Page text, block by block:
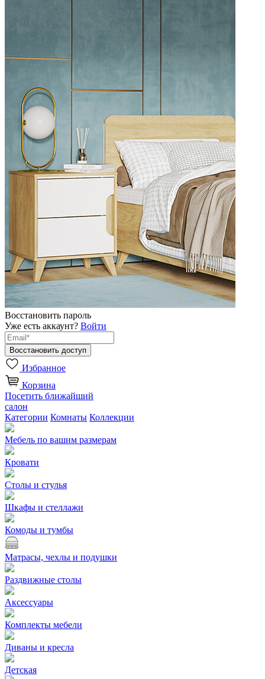
Восстановить пароль
Уже есть аккаунт? Войти
Избранное
Корзина
Посетить ближайший
салон
Категории Комнаты Коллекции
Мебель по вашим размерам
Кровати
Столы и стулья
Шкафы и стеллажи
Комоды и тумбы
Матрасы, чехлы и подушки
Раздвижные столы
Аксессуары
Комплекты мебели
Диваны и кресла
Детская